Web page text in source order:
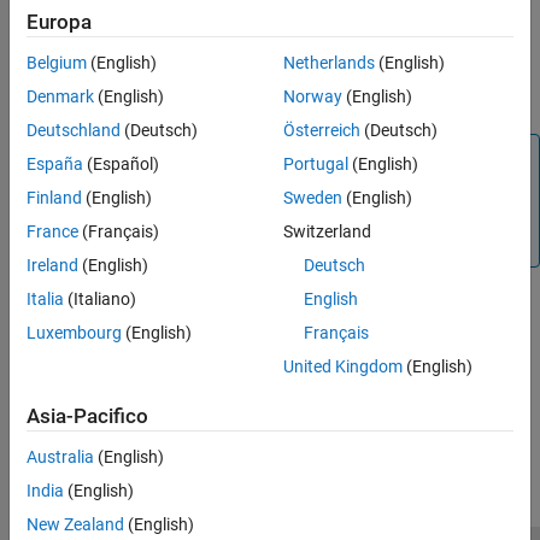
Note
The block library provided is only supported on the Texas
board.
See Also
Europa
Belgium (English)
Denmark (English)
Deutschland (Deutsch)
España (Español)
Finland (English)
France (Français)
Ireland (English)
Italia (Italiano)
Luxembourg (English)
Netherlands(English)
Norway(English)
Österreich (Deutsch)
Portugal (English)
Sweden (English)
Switzerland
Deutsch
English
Français
United Kingdom(English)
Asia-Pacifico
Australia (English)
India (English)
New Zealand (English)